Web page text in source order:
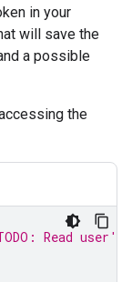
in your
will save the
a possible
the
Read